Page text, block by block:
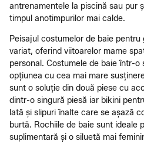
antrenamentele la piscină sau pur
timpul anotimpurilor mai calde.
Peisajul costumelor de baie
variat, oferind viitoarelor mame
personal. Costumele de baie într-o
opțiunea cu cea mai mare
sunt o soluție din două piese cu
dintr-o singură piesă iar bikini
lată și slipuri înalte care se așază
burtă. Rochiile de baie sunt ideale
suplimentară și o siluetă mai